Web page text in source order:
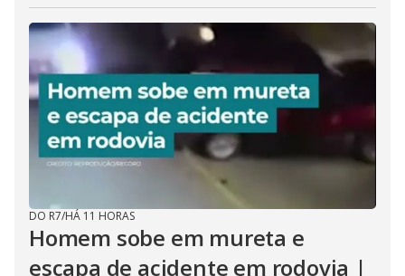
DO R7/HÁ 11 HORAS
Homem sobe em mureta e
escapa de acidente em rodovia |